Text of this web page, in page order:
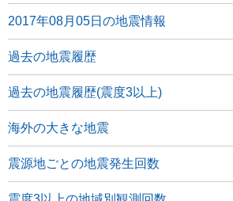
2017年08月05日の地震情報
過去の地震履歴
過去の地震履歴(震度3以上)
海外の大きな地震
震源地ごとの地震発生回数